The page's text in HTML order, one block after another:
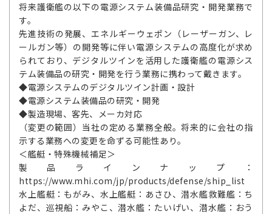
将来護衛艦の以下の電源システム装備品研究・開発業務で
す。
先進技術の発展、エネルギーウェポン（レーザーガン、レ
ールガン等）の開発等に伴い電源システムの高度化が求め
られており、デジタルツインを活用した護衛艦の電源シス
テム装備品の研究・開発を行う業務に携わって戴きます。
◆電源システムのデジタルツイン計画・設計
◆電源システム装備品の研究・開発
◆製造現場、客先、メーカ対応
（変更の範囲）当社の定める業務全般。将来的に会社の指
示する業務への変更を命ずる可能性あり。
＜艦艇・特殊機械補足＞
製品ラインナップ：
https://www.mhi.com/jp/products/defense/ship_list
水上艦艇：もがみ、水上艦艇：あさひ、潜水艦救難艦：ち
よだ、巡視船：みやこ、潜水艦：たいげい、潜水艦：おう